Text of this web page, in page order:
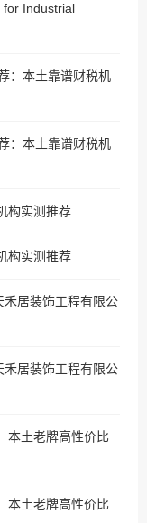
for Industrial
：本土靠谱财税机
：本土靠谱财税机
构实测推荐
构实测推荐
居装饰工程有限公
居装饰工程有限公
本土老牌高性价比
本土老牌高性价比